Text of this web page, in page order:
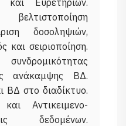
Ευρετηρίων.
δοσοληψιών,
και σειριοποίηση.
ανάκαμψης ΒΔ.
ΒΔ στο διαδίκτυο.
και Αντικειμενο-
δεδομένων.